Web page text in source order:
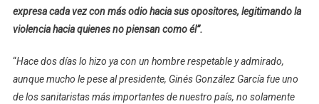
expresa cada vez con más odio hacia sus opositores, legitimando la
violencia hacia quienes no piensan como él”.
“Hace dos días lo hizo ya con un hombre respetable y admirado,
aunque mucho le pese al presidente, Ginés González García fue uno
de los sanitaristas más importantes de nuestro país, no solamente